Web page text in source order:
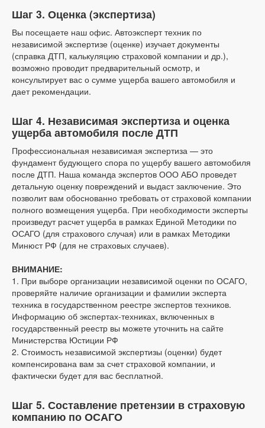
Шаг 3. Оценка (экспертиза)
Вы посещаете наш офис. Автоэксперт техник по
независимой экспертизе (оценке) изучает документы
(справка ДТП, калькуляцию страховой компании и др.),
возможно проводит предварительный осмотр, и
консультирует вас о сумме ущерба вашего автомобиля и
дает рекомендации.
Шаг 4. Независимая экспертиза и оценка
ущерба автомобиля после ДТП
Профессиональная независимая экспертиза — это
фундамент будующего спора по ущербу вашего автомобиля
после ДТП. Наша команда экспертов ООО АБО проведет
детальную оценку повреждений и выдаст заключение. Это
позволит вам обоснованно требовать от страховой компании
полного возмещения ущерба. При необходимости эксперты
произведут расчет ущерба в рамках Единой Методики по
ОСАГО (для страхового случая) или в рамках Методики
Минюст РФ (для не страховых случаев).
ВНИМАНИЕ:
1. При выборе организации независимой оценки по ОСАГО,
проверяйте наличие организации и фамилии эксперта
техника в государственном реестре экспертов техников.
Информацию об экспертах-техниках, включенных в
государственный реестр вы можете уточнить на сайте
Министерства Юстиции РФ
2. Стоимость независимой экспертизы (оценки) будет
компенсирована вам за счет страховой компании, и
фактически будет для вас бесплатной.
Шаг 5. Составление претензии в страховую
компанию по ОСАГО